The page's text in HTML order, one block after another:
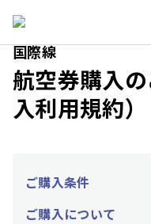
国際線
航空券購入
入利用規約）
ご購入条件
ご購入について